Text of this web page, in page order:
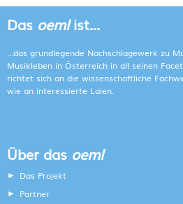
Das oemlist...
...das grundlegende Nachschlagewerk zu
Musikleben in Österreich in all seinen
richtet sich an die wissenschaftliche
wie an interessierte Laien.
Über das oeml
Das Projekt
Partner